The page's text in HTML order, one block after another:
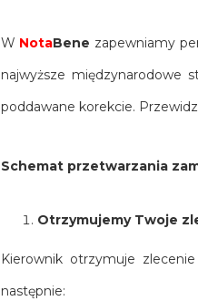
W NotaBene zapewniamy
najwyższe międzynarodowe
poddawane korekcie.
Schemat przetwarzania
Otrzymujemy Twoje
Kierownik otrzymuje
następnie: